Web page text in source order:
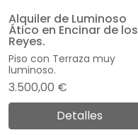
Alquiler de Luminoso
Ático en Encinar de los
Reyes.
Piso con Terraza muy
luminoso.
3.500,00 €
Detalles